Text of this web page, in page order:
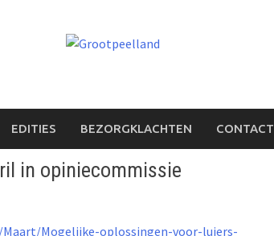
EDITIES BEZORGKLACHTEN CONTACT
in opiniecommissie
Mogelijke-oplossingen-voor-luiers-